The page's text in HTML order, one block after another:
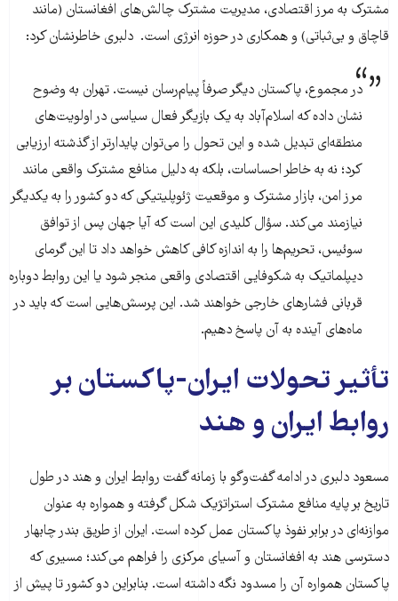
مشترک به مرز اقتصادی، مدیریت مشترک چالش‌های افغانستان (مانند
قاچاق و بی‌ثباتی) و همکاری در حوزه انرژی است. دلبری خاطرنشان کرد:
در مجموع، پاکستان دیگر صرفاً پیام‌رسان نیست. تهران به وضوح
نشان داده که اسلام‌آباد به یک بازیگر فعال سیاسی در اولویت‌های
منطقه‌ای تبدیل شده و این تحول را می‌توان پایدارتر از گذشته ارزیابی
کرد؛ نه به خاطر احساسات، بلکه به دلیل منافع مشترک واقعی مانند
مرز امن، بازار مشترک و موقعیت ژئوپلیتیکی که دو کشور را به یکدیگر
نیازمند می‌کند. سؤال کلیدی این است که آیا جهان پس از توافق
سوئیس، تحریم‌ها را به اندازه کافی کاهش خواهد داد تا این گرمای
دیپلماتیک به شکوفایی اقتصادی واقعی منجر شود یا این روابط دوباره
قربانی فشارهای خارجی خواهند شد. این پرسش‌هایی است که باید در
ماه‌های آینده به آن پاسخ دهیم.
تأثیر تحولات ایران-پاکستان بر
روابط ایران و هند
مسعود دلبری در ادامه گفت‌وگو با زمانه گفت روابط ایران و هند در طول
تاریخ بر پایه منافع مشترک استراتژیک شکل گرفته و همواره به عنوان
موازنه‌ای در برابر نفوذ پاکستان عمل کرده است. ایران از طریق بندر چابهار
دسترسی هند به افغانستان و آسیای مرکزی را فراهم می‌کند؛ مسیری که
پاکستان همواره آن را مسدود نگه داشته است. بنابراین دو کشور تا پیش از